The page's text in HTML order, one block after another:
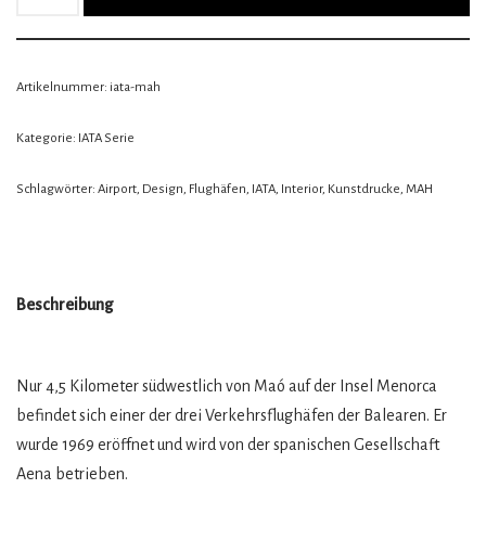
Artikelnummer: iata-mah
Kategorie: IATA Serie
Schlagwörter: Airport, Design, Flughäfen, IATA, Interior, Kunstdrucke, MAH
Beschreibung
Nur 4,5 Kilometer südwestlich von Maó auf der Insel Menorca
befindet sich einer der drei Verkehrsflughäfen der Balearen. Er
wurde 1969 eröffnet und wird von der spanischen Gesellschaft
Aena betrieben.